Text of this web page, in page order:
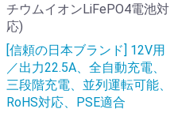
チウムイオンLiFePO4電池対
応)
[信頼の日本ブランド] 12V用
／出力22.5A、全自動充電、
三段階充電、並列運転可能、
RoHS対応、PSE適合